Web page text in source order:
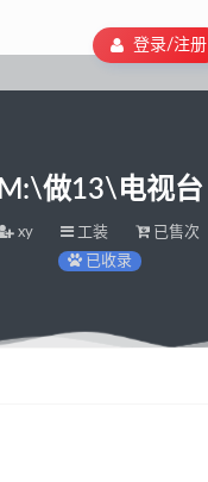
登录/注册
M:\做13\电视台
xy 工装 已售次
已收录